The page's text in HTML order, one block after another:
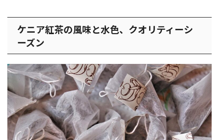
ケニア紅茶の風味と水色、クオリティーシ
ーズン